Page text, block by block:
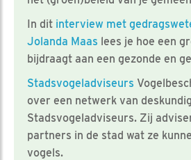
In dit interview met
Jolanda Maas lees je hoe een
bijdraagt aan een gezonde en
Stadsvogeladviseurs
over een netwerk van
Stadsvogeladviseurs. Zij
partners in de stad wat ze
vogels.